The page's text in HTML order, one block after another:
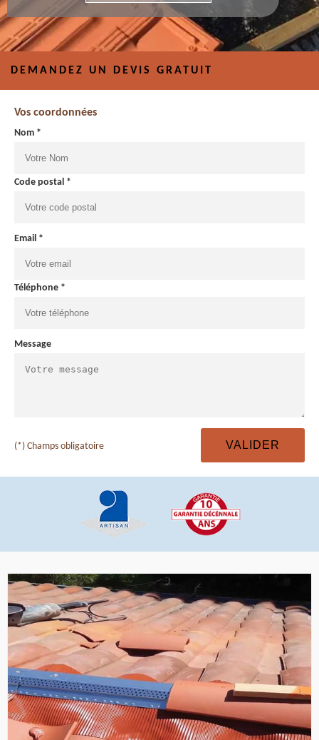
DEMANDEZ UN DEVIS GRATUIT
Vos coordonnées
Nom *
Code postal *
Email *
Téléphone *
Message
(*) Champs obligatoire